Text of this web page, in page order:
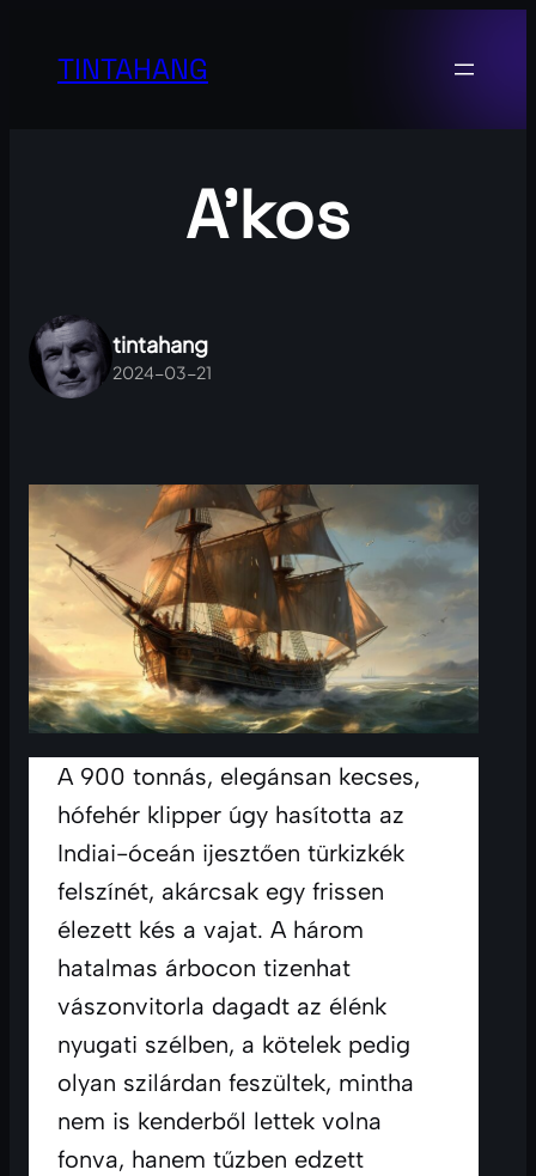
tartalomhoz
TINTAHANG
A’kos
tintahang
2024-03-21
A 900 tonnás, elegánsan kecses,
hófehér klipper úgy hasította az
Indiai-óceán ijesztően türkizkék
felszínét, akárcsak egy frissen
élezett kés a vajat. A három
hatalmas árbocon tizenhat
vászonvitorla dagadt az élénk
nyugati szélben, a kötelek pedig
olyan szilárdan feszültek, mintha
nem is kenderből lettek volna
fonva, hanem tűzben edzett